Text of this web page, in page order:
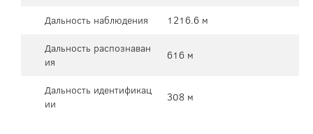
Дальность наблюдения
1216.6 м
Дальность распознаван
ия
616 м
Дальность идентификац
ии
308 м